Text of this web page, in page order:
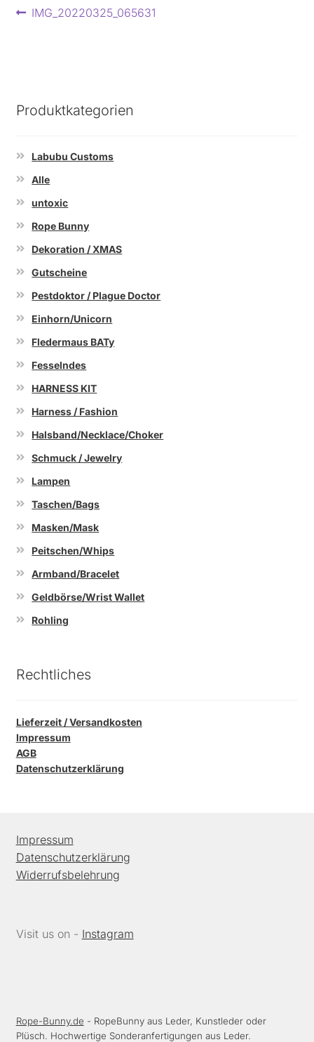
Beitragsnavigation
Vorheriger
IMG_20220325_065631
Produktkategorien
Labubu Customs
Alle
untoxic
Rope Bunny
Dekoration / XMAS
Gutscheine
Pestdoktor / Plague Doctor
Einhorn/Unicorn
Fledermaus BATy
Fesselndes
HARNESS KIT
Harness / Fashion
Halsband/Necklace/Choker
Schmuck / Jewelry
Lampen
Taschen/Bags
Masken/Mask
Peitschen/Whips
Armband/Bracelet
Geldbörse/Wrist Wallet
Rohling
Rechtliches
Lieferzeit / Versandkosten
Impressum
AGB
Datenschutzerklärung
Impressum
Datenschutzerklärung
Widerrufsbelehrung
Visit us on - Instagram
Rope-Bunny.de - RopeBunny aus Leder, Kunstleder oder
Plüsch. Hochwertige Sonderanfertigungen aus Leder.